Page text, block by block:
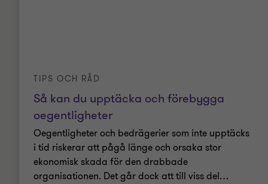
Så kan du upptäcka och förebygga
oegentligheter
TIPS OCH RÅD
Oegentligheter och bedrägerier som inte upptäcks
i tid riskerar att pågå länge och orsaka stor
ekonomisk skada för den drabbade
organisationen. Det går dock att till viss del…